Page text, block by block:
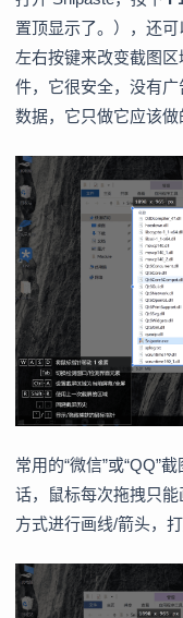
置顶显示了。），还可
左右按键来改变截图
件，它很安全，没有
数据，它只做它应该做
常用的“微信”或“QQ”
话，鼠标每次拖拽只
方式进行画线/箭头，